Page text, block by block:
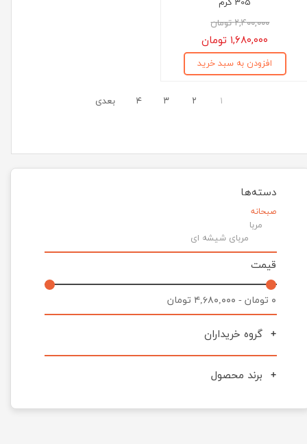
دسته‌ها
صبحانه
مربا
مربای شیشه ای
قیمت
۰ تومان - ۴,۶۸۰,۰۰۰ تومان
گروه خریداران
برند محصول
۲,۴۰۰,۰۰۰ تومان
۱,۶۸۰,۰۰۰ تومان
افزودن به سبد خرید
۱ ۲ ۳ ۴ بعدی